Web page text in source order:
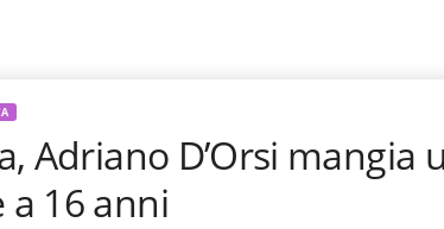
Adriano D’Orsi mangia
16 anni